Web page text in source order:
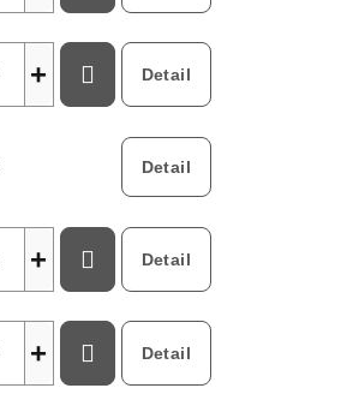
+ Detail
Detail
+ Detail
+ Detail